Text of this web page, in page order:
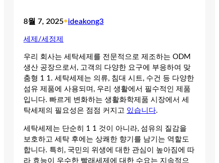
8월 7, 2025•ideakong3
세제/세정제
우리 회사는 세탁세제를 전문적으로 제조하는 ODM
생산 공장으로서, 고객의 다양한 요구에 부응하여 맞
춤형 1 1. 세탁세제는 의류, 침대 시트, 수건 등 다양한
섬유 제품에 사용되며, 우리 생활에서 필수적인 제품
입니다. 빠르게 변화하는 생활화학제품 시장에서 세
탁세제의 필요성은 점점 커지고 있습니다.
세탁세제는 단순히 1 1 것이 아니라, 섬유의 질감을
보호하고 세탁 후에는 상쾌한 향기를 남기는 역할도
합니다. 특히, 국민의 위생에 대한 관심이 높아짐에 따
라 효능이 우수한 빨래세제에 대한 수요는 지속적으